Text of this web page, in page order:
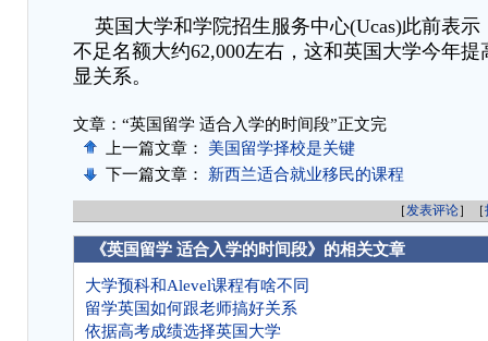
英国大学和学院招生服务中心(Ucas)此前表示
不足名额大约62,000左右，这和英国大学今年
显关系。
文章：“英国留学 适合入学的时间段”正文完
上一篇文章： 美国留学择校是关键
下一篇文章： 新西兰适合就业移民的课程
［发表评论］［
《英国留学 适合入学的时间段》的相关文章
大学预科和Alevel课程有啥不同
留学英国如何跟老师搞好关系
依据高考成绩选择英国大学